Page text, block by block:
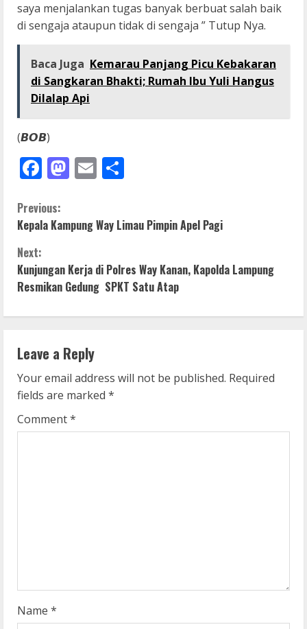
saya menjalankan tugas banyak berbuat salah baik
di sengaja ataupun tidak di sengaja ” Tutup Nya.
Baca Juga Kemarau Panjang Picu Kebakaran
di Sangkaran Bhakti; Rumah Ibu Yuli Hangus
Dilalap Api
(𝘽𝙊𝘽)
Facebook
Mastodon
Email
C
o
n
t
n
u
e
n
g
Previous:
Kepala Kampung Way Limau Pimpin Apel Pagi
Next:
Kunjungan Kerja di Polres Way Kanan, Kapolda Lampung
Resmikan Gedung SPKT Satu Atap
Leave a Reply
Your email address will not be published. Required
fields are marked *
Comment*
Name *